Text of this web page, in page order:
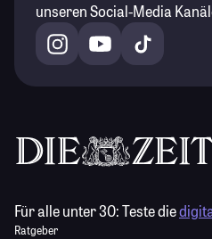
unseren Social-Media
Für alle unter 30:Teste die
Ratgeber